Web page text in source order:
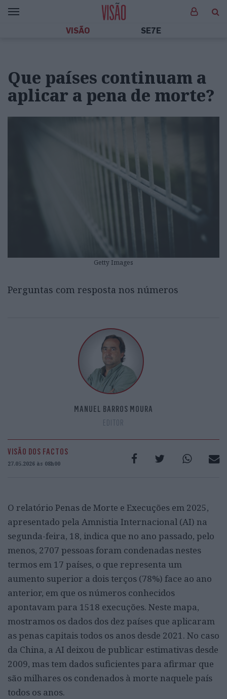
VISÃO SE7E
Que países continuam a
aplicar a pena de morte?
Getty Images
Perguntas com resposta nos números
MANUEL BARROS MOURA
EDITOR
VISÃO DOS FACTOS
27.05.2026 às 08h00
O relatório Penas de Morte e Execuções em 2025,
apresentado pela Amnistia Internacional (AI) na
segunda-feira, 18, indica que no ano passado, pelo
menos, 2707 pessoas foram condenadas nestes
termos em 17 países, o que representa um
aumento superior a dois terços (78%) face ao ano
anterior, em que os números conhecidos
apontavam para 1518 execuções. Neste mapa,
mostramos os dados dos dez países que aplicaram
as penas capitais todos os anos desde 2021. No caso
da China, a AI deixou de publicar estimativas desde
2009, mas tem dados suficientes para afirmar que
são milhares os condenados à morte naquele país
todos os anos.